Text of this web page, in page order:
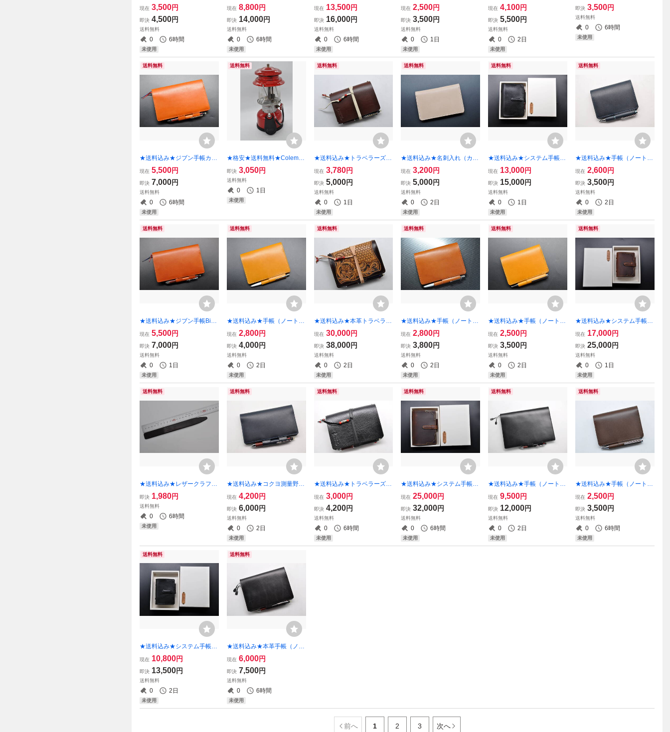
ート革カバー★パスポートサ
イズ★栃木レザー オイルサ
ドル（キャメル）★
現在 3,500円
即決 4,500円
送料無料
0 6時間
未使用
ミニ６（ポケット）サイズ★
シェリダンスタイルカービン
グ★リング内径20ｍｍ★栃木
レザー ピット本ヌメ★
現在 8,800円
即決 14,000円
送料無料
0 6時間
未使用
バイブルサイズ★リング内径
25mm★栃木レザー サドル
レザー（キャメル）特A★
現在 13,500円
即決 16,000円
送料無料
0 6時間
未使用
カバー★A7サイズ★栃木レ
ザー 本ヌメ（レンガ色）★
現在 2,500円
即決 3,500円
送料無料
0 1日
未使用
ートカバー★A6サイズ★栃
木レザー オイルサドル（ブ
ラック）★
現在 4,100円
即決 5,500円
送料無料
0 2日
未使用
ス（VAPALUX） ｍ３２０
カスタム３点キット（リムガ
ード、ベイルカバー、エプロ
ン）★栃木ワイルドヌメ★①
即決 3,500円
送料無料
0 6時間
未使用
送料無料
★送料込み★ジブン手帳カバ
ー★B6スリムサイズ★Biz mi
niなど★栃木レザー 本ヌメ
（レンガ色）★
現在 5,500円
即決 7,000円
送料無料
0 6時間
未使用
送料無料
★格安★送料無料★Coleman
コールマンガソリンランタ
ン、カスタム３点キット★タ
ンク底の直径１３．５ｃｍ★
ヌメ革（ブラック）★
即決 3,050円
送料無料
0 1日
未使用
送料無料
★送料込み★トラベラーズノ
ートカバー★パスポートサイ
ズ★栃木レザー オイルサド
ル（チョコ）特Ａ★
現在 3,780円
即決 5,000円
送料無料
0 1日
未使用
送料無料
★送料込み★名刺入れ（カー
ドケース）★姫路レザーヌメ
革（ナチュラル）★
現在 3,200円
即決 5,000円
送料無料
0 2日
未使用
送料無料
★送料込み★システム手帳★
バイブルサイズ★リング内径
25mm★栃木レザー サドル
レザー（ブラック）特A★
現在 13,000円
即決 15,000円
送料無料
0 1日
未使用
送料無料
★送料込み★手帳（ノート）
カバー★A７サイズ★栃木レ
ザー ピット本ヌメ（ネイビ
ー）特A★
現在 2,600円
即決 3,500円
送料無料
0 2日
未使用
送料無料
★送料込み★ジブン手帳Biz
mini用カバー★Ｂ６スリムサ
イズ★栃木レザー ピット本
ヌメ（レンガ色）★
現在 5,500円
即決 7,000円
送料無料
0 1日
未使用
送料無料
★送料込み★手帳（ノート）
カバー★Ｂ７サイズ★栃木レ
ザー 本ヌメ（キャメル）特
A★
現在 2,800円
即決 4,000円
送料無料
0 2日
未使用
送料無料
★送料込み★本革トラベラー
ズノートカバー★A6サイズ
★シェリダンスタイルカービ
ング★
現在 30,000円
即決 38,000円
送料無料
0 2日
未使用
送料無料
★送料込み★手帳（ノート）
カバー★Ｂ７サイズ★栃木レ
ザー 本ヌメ（レンガ色）★
現在 2,800円
即決 3,800円
送料無料
0 2日
未使用
送料無料
★送料込み★手帳（ノート）
カバー★A７サイズ★栃木レ
ザー ピット本ヌメ（キャメ
ル）★
現在 2,500円
即決 3,500円
送料無料
0 2日
未使用
送料無料
★送料込み★システム手帳★
ミニ６（ポケット）サイズ★
リング内径20ｍｍ★Wicket &
Craig of America ハーネス
レザー（ブラウン）★
現在 17,000円
即決 25,000円
送料無料
0 1日
未使用
送料無料
★送料込み★レザークラフト
道具 ヘラ★黒檀★①★
即決 1,980円
送料無料
0 6時間
未使用
送料無料
★送料込み★コクヨ測量野
帳 革カバー★栃木レザー
ピット本ヌメ（ネイビー）★
現在 4,200円
即決 6,000円
送料無料
0 2日
未使用
送料無料
★送料込み★トラベラーズノ
ートカバー★A6サイズ★ヌ
メ革（シボ）ブラック★②
現在 3,000円
即決 4,200円
送料無料
0 6時間
未使用
送料無料
★送料込み★システム手帳★
バイブルサイズ★リング内径
25mm★Wickett & Creig of A
merica ハーネスレザー（ブ
ラウン）特A★
現在 25,000円
即決 32,000円
送料無料
0 6時間
未使用
送料無料
★送料込み★手帳（ノート）
カバー★正規B5サイズ★栃
木レザー 本ヌメ革（ブラッ
ク）特A★
現在 9,500円
即決 12,000円
送料無料
0 2日
未使用
送料無料
★送料込み★手帳（ノート）
カバー★A7サイズ★栃木レ
ザー 本ヌメ（チョコ）特A
★②
現在 2,500円
即決 3,500円
送料無料
0 6時間
未使用
送料無料
★送料込み★システム手帳★
ミニ６（ポケット）サイズ★
リング内径20ｍｍ★栃木レザ
ー オイルサドル（ブラッ
ク）特A★
現在 10,800円
即決 13,500円
送料無料
0 2日
未使用
送料無料
★送料込み★本革手帳（ノー
ト）カバー★B6サイズ★栃
木レザー ピット本ヌメ（ブ
ラック）★
現在 6,000円
即決 7,500円
送料無料
0 6時間
未使用
前へ 1 2 3 次へ